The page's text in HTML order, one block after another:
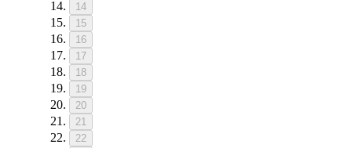
14
15
16
17
18
19
20
21
22